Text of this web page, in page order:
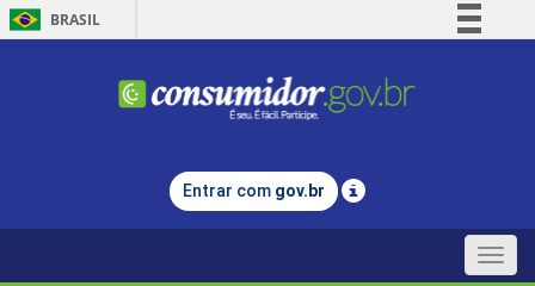
BRASIL
Comunica BR
Legislação
Entrar com gov.br
Toggle